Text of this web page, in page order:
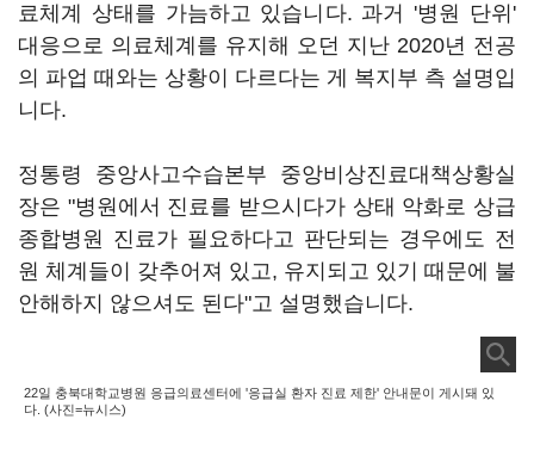
료체계 상태를 가늠하고 있습니다. 과거 '병원 단위'
대응으로 의료체계를 유지해 오던 지난 2020년 전공
의 파업 때와는 상황이 다르다는 게 복지부 측 설명입
니다.
정통령 중앙사고수습본부 중앙비상진료대책상황실
장은 "병원에서 진료를 받으시다가 상태 악화로 상급
종합병원 진료가 필요하다고 판단되는 경우에도 전
원 체계들이 갖추어져 있고, 유지되고 있기 때문에 불
안해하지 않으셔도 된다"고 설명했습니다.
22일 충북대학교병원 응급의료센터에 '응급실 환자 진료 제한' 안내문이 게시돼 있
다. (사진=뉴시스)